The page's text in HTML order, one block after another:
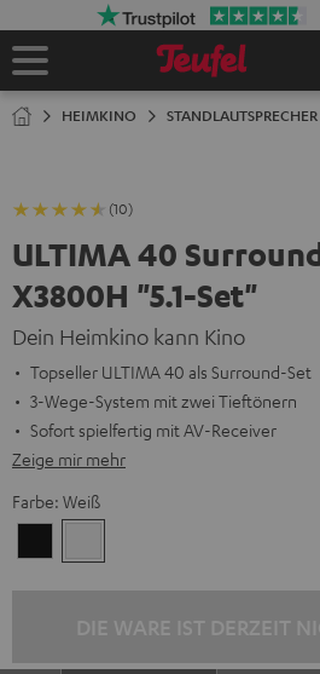
Startseite
HEIMKINO STANDLAUTSPRECHER
(10)
ULTIMA 40
X3800H "5.1-Set"
Dein Heimkino kann Kino
Topseller ULTIMA 40 als Surround-Set
3-Wege-System mit zwei Tieftönern
Sofort spielfertig mit AV-Receiver
Zeige mir mehr
Farbe: Weiß